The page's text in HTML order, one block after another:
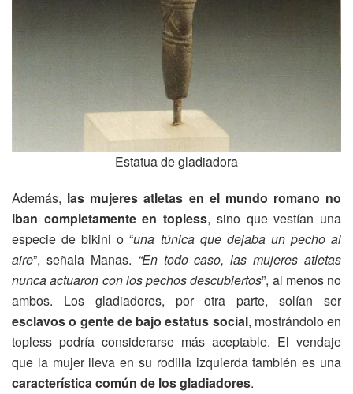
Estatua de gladiadora
Además, las mujeres atletas en el mundo romano no
iban completamente en topless, sino que vestían una
especie de bikini o “una túnica que dejaba un pecho al
aire”, señala Manas. “En todo caso, las mujeres atletas
nunca actuaron con los pechos descubiertos”, al menos no
ambos. Los gladiadores, por otra parte, solían ser
esclavos o gente de bajo estatus social, mostrándolo en
topless podría considerarse más aceptable. El vendaje
que la mujer lleva en su rodilla izquierda también es una
característica común de los gladiadores.